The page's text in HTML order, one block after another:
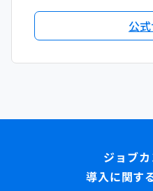
公
導入に関す